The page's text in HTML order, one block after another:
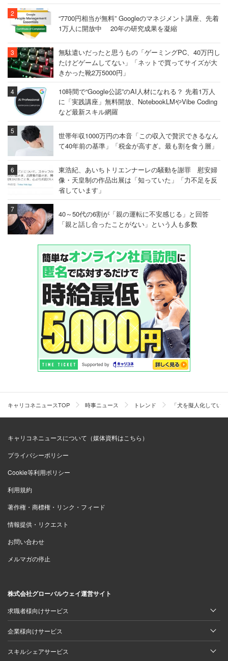
“7700円相当が無料” Googleのマネジメント講座、先着
1万人に開放中 20年の研究成果を凝縮
無駄遣いだったと思うもの「ゲーミングPC、40万円し
たけどゲームしてない」「ネットで買ってサイズが大
きかった靴2万5000円」
10時間で“Google公認”のAI人材になれる？ 先着1万人
に「実践講座」無料開放、NotebookLMやVibe Coding
など最新スキル網羅
世帯年収1000万円の本音「この収入で贅沢できるなん
て40年前の基準」「税金が高すぎ。最も割を食う層」
東浩紀、あいちトリエンナーレの騒動を謝罪 慰安婦
像・天皇制の作品出展は「知っていた」「力不足を反
省しています」
40～50代の6割が「親の運転に不安感じる」と回答
「親と話し合ったことがない」という人も多数
キャリコネニュースTOP 時事ニュース トレンド 「犬を擬人化してい
キャリコネニュースについて（媒体資料はこちら）
プライバシーポリシー
Cookie等利用ポリシー
利用規約
著作権・商標権・リンク・フィード
情報提供・リクエスト
お問い合わせ
メルマガの停止
株式会社グローバルウェイ運営サイト
求職者様向けサービス
企業様向けサービス
スキルシェアサービス